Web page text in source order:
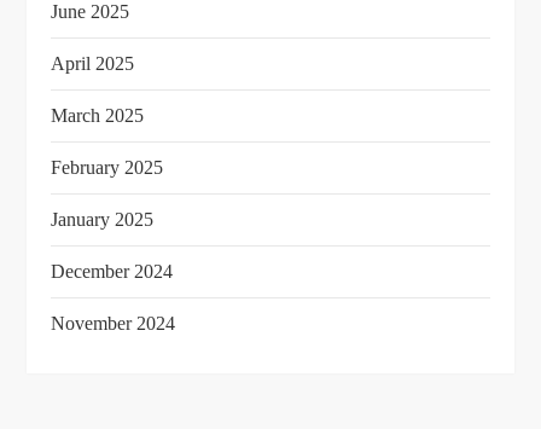
June 2025
April 2025
March 2025
February 2025
January 2025
December 2024
November 2024